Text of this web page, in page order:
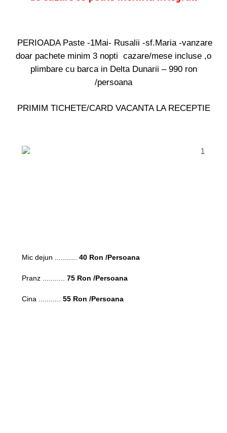
PERIOADA Paste -1Mai- Rusalii -sf.Maria -vanzare
doar pachete minim 3 nopti cazare/mese incluse ,o
plimbare cu barca in Delta Dunarii – 990 ron
/persoana
PRIMIM TICHETE/CARD VACANTA LA RECEPTIE
Mic dejun ........... 40 Ron /Persoana
Pranz ........... 75 Ron /Persoana
Cina ........... 55 Ron /Persoana